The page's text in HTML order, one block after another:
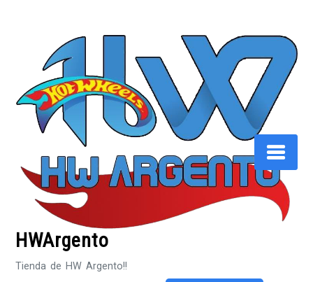
HWArgento
Tienda de HW Argento!!